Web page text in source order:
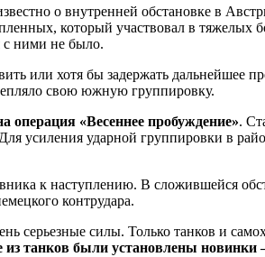
о внутренней обстановке в
который участвовал в
с ними не было.
или хотя бы задержать дальнейшее
свою южную группировку.
операция «Весеннее пробуждение».
усиления ударной группировки в
к наступлению. В сложившейся
контрудара.
серьезные силы. Только танков и
танков были установлены новинки